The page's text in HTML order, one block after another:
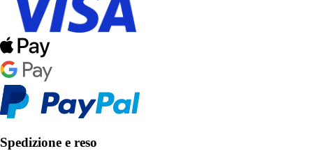
Spedizione e reso